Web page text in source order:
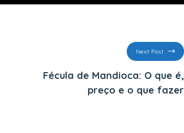
Next Post
Fécula de Mandioca: O que é,
preço e o que fazer